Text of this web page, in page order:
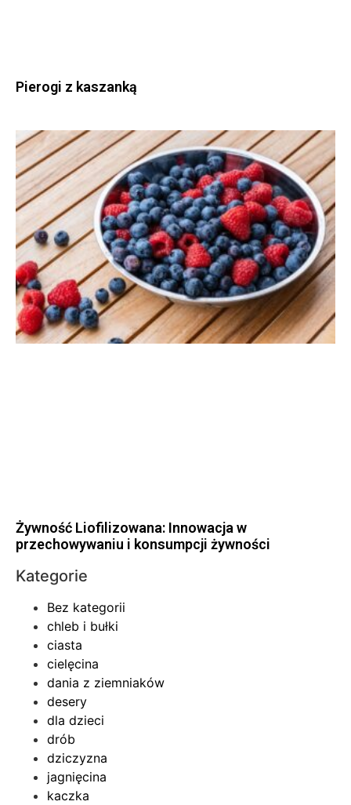
Pierogi z kaszanką
Żywność Liofilizowana: Innowacja w
przechowywaniu i konsumpcji żywności
Kategorie
Bez kategorii
chleb i bułki
ciasta
cielęcina
dania z ziemniaków
desery
dla dzieci
drób
dziczyzna
jagnięcina
kaczka